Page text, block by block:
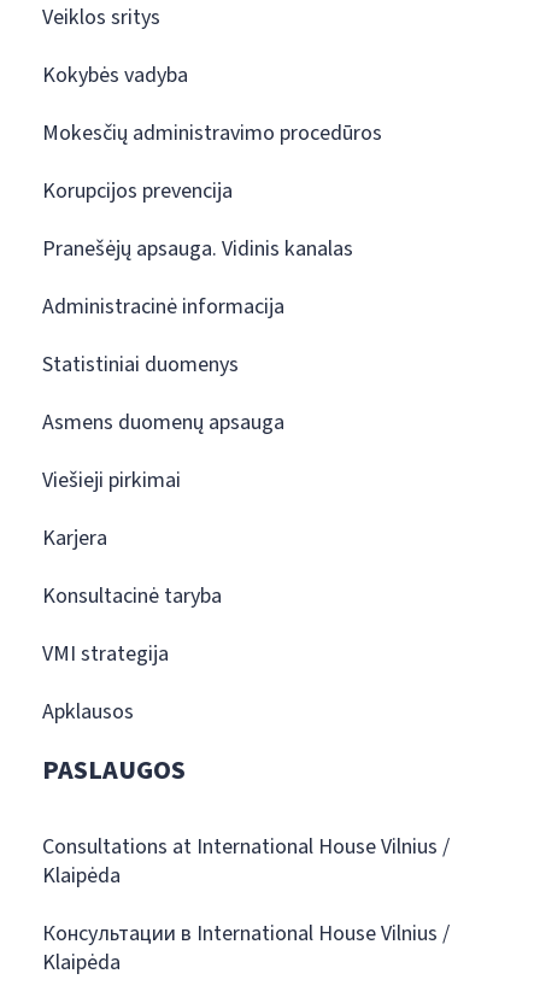
Veiklos sritys
Kokybės vadyba
Mokesčių administravimo procedūros
Korupcijos prevencija
Pranešėjų apsauga. Vidinis kanalas
Administracinė informacija
Statistiniai duomenys
Asmens duomenų apsauga
Viešieji pirkimai
Karjera
Konsultacinė taryba
VMI strategija
Apklausos
PASLAUGOS
Consultations at International House Vilnius /
Klaipėda
Консультации в International House Vilnius /
Klaipėda